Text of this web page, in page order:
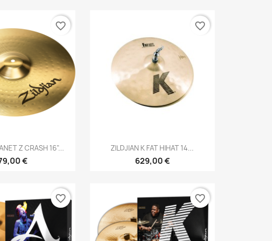
pregled
Z CRASH 16"...
€
favorite_border
Brzi pregled
ZILDJIAN K FAT HIHAT 14...
629,00 €
favorite_border
favorite_border favorite_border